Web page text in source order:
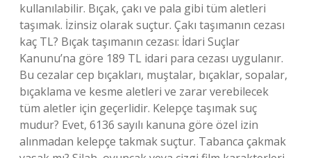
kullanılabilir. Bıçak, çakı ve pala gibi tüm aletleri
taşımak. İzinsiz olarak suçtur. Çakı taşımanın cezası
kaç TL? Bıçak taşımanın cezası: İdari Suçlar
Kanunu’na göre 189 TL idari para cezası uygulanır.
Bu cezalar cep bıçakları, muştalar, bıçaklar, sopalar,
bıçaklama ve kesme aletleri ve zarar verebilecek
tüm aletler için geçerlidir. Kelepçe taşımak suç
mudur? Evet, 6136 sayılı kanuna göre özel izin
alınmadan kelepçe takmak suçtur. Tabanca çakmak